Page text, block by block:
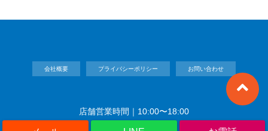
店舗営業時間｜10:00〜18:00
会社概要 プライバシーポリシー お問い合わせ
Copyright©車検,板金,新車中古車購入｜株式会社 MOTOZONO, 2023 All Rights